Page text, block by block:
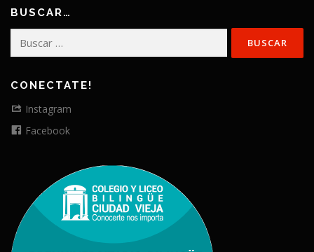
BUSCAR…
CONECTATE!
Instagram
Facebook